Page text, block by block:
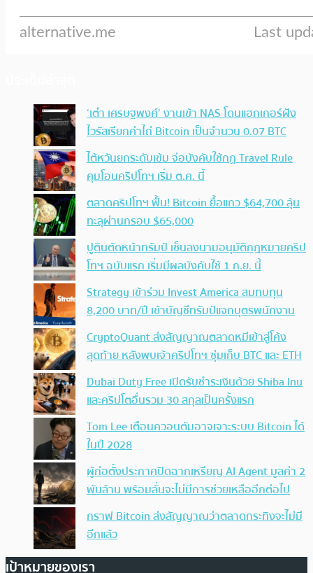
‘เต๋า เศรษฐพงศ์’ งานเข้า NAS โดนแฮกเกอร์ฝัง
ไวรัสเรียกค่าไถ่ Bitcoin เป็นจำนวน 0.07 BTC
ไต้หวันยกระดับเข้ม จ่อบังคับใช้กฏ Travel Rule
คุมโอนคริปโทฯ เริ่ม ต.ค. นี้
ตลาดคริปโทฯ ฟื้น! Bitcoin ยื้อแถว $64,700 ลุ้น
ทะลุผ่านกรอบ $65,000
ปูตินตัดหน้าทรัมป์ เซ็นลงนามอนุมัติกฎหมายคริป
โทฯ ฉบับแรก เริ่มมีผลบังคับใช้ 1 ก.ย. นี้
Strategy เข้าร่วม Invest America สมทบทุน
8,200 บาท/ปี เข้าบัญชีทรัมป์แจกบุตรพนักงาน
CryptoQuant ส่งสัญญาณตลาดหมีเข้าสู่โค้ง
สุดท้าย หลังพบเจ้าคริปโทฯ ซุ่มเก็บ BTC และ ETH
Dubai Duty Free เปิดรับชำระเงินด้วย Shiba Inu
และคริปโตอื่นรวม 30 สกุลเป็นครั้งแรก
Tom Lee เตือนควอนตัมอาจเจาะระบบ Bitcoin ได้
ในปี 2028
ผู้ก่อตั้งประกาศปิดฉากเหรียญ AI Agent มูลค่า 2
พันล้าน พร้อมลั่นจะไม่มีการช่วยเหลืออีกต่อไป
กราฟ Bitcoin ส่งสัญญาณว่าตลาดกระทิงจะไม่มี
อีกแล้ว
เป้าหมายของเรา